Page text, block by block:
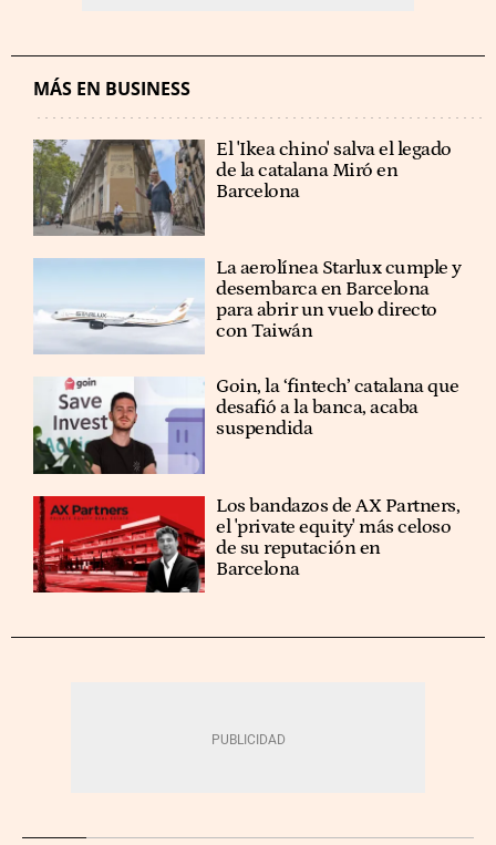
MÁS EN BUSINESS
El 'Ikea chino' salva el legado
de la catalana Miró en
Barcelona
La aerolínea Starlux cumple y
desembarca en Barcelona
para abrir un vuelo directo
con Taiwán
Goin, la ‘fintech’ catalana que
desafió a la banca, acaba
suspendida
Los bandazos de AX Partners,
el 'private equity' más celoso
de su reputación en
Barcelona